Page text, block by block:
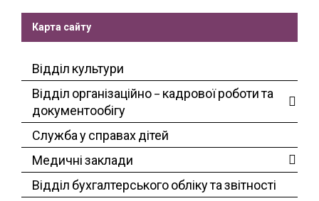
Карта сайту
Відділ культури
Відділ організаційно – кадрової роботи та
документообігу
Служба у справах дітей
Медичні заклади
Відділ бухгалтерського обліку та звітності